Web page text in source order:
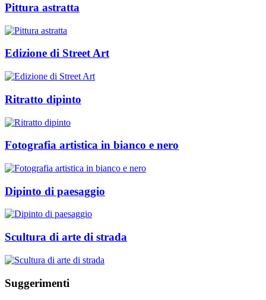
Pittura astratta
Edizione di Street Art
Ritratto dipinto
Fotografia artistica in bianco e nero
Dipinto di paesaggio
Scultura di arte di strada
Suggerimenti